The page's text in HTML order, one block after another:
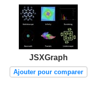
JSXGraph
Ajouter pour comparer